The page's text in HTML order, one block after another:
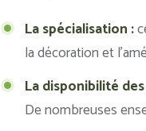
La spécialisation :
la décoration et
La disponibilité
De nombreuses